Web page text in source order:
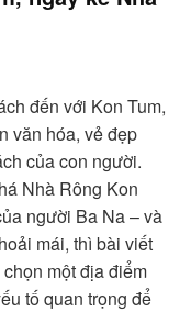
đến với Kon Tum,
văn hóa, vẻ đẹp
của con người.
Nhà Rông Kon
người Ba Na – và
mái, thì bài viết
một địa điểm
tố quan trọng để